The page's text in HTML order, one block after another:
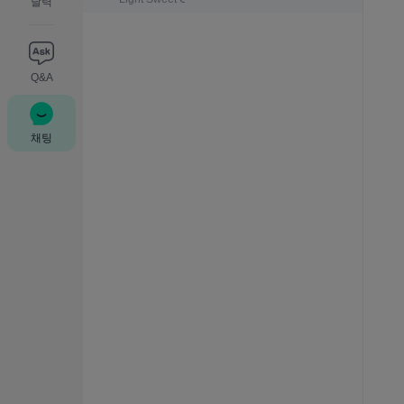
Q&A
채팅